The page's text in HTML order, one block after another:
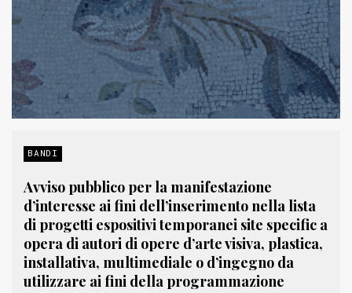
BANDI
Avviso pubblico per la manifestazione
d’interesse ai fini dell’inserimento nella lista
di progetti espositivi temporanei site specific a
opera di autori di opere d’arte visiva, plastica,
installativa, multimediale o d’ingegno da
utilizzare ai fini della programmazione